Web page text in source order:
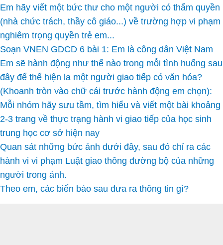
Em hãy viết một bức thư cho một người có thẩm quyền
(nhà chức trách, thầy cô giáo...) về trường hợp vi phạm
nghiêm trọng quyền trẻ em...
Soạn VNEN GDCD 6 bài 1: Em là công dân Việt Nam
Em sẽ hành động như thế nào trong mỗi tình huống sau
đây để thể hiện la một người giao tiếp có văn hóa?
(Khoanh tròn vào chữ cái trước hành động em chọn):
Mỗi nhóm hãy sưu tầm, tìm hiểu và viết một bài khoảng
2-3 trang về thực trạng hành vi giao tiếp của học sinh
trung học cơ sở hiện nay
Quan sát những bức ảnh dưới đây, sau đó chỉ ra các
hành vi vi phạm Luật giao thông đường bộ của những
người trong ảnh.
Theo em, các biển báo sau đưa ra thông tin gì?